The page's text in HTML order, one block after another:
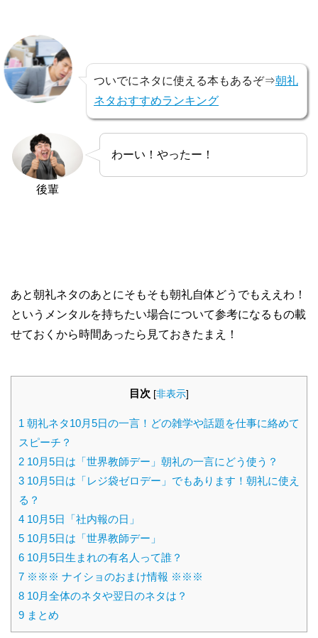
ついでにネタに使える本もあるぞ⇒朝礼
ネタおすすめランキング
後輩
わーい！やったー！
あと朝礼ネタのあとにそもそも朝礼自体どうでもええわ！
というメンタルを持ちたい場合について参考になるもの載
せておくから時間あったら見ておきたまえ！
目次 [非表示]
1 朝礼ネタ10月5日の一言！どの雑学や話題を仕事に絡めて
スピーチ？
2 10月5日は「世界教師デー」朝礼の一言にどう使う？
3 10月5日は「レジ袋ゼロデー」でもあります！朝礼に使え
る？
4 10月5日「社内報の日」
5 10月5日は「世界教師デー」
6 10月5日生まれの有名人って誰？
7 ※※※ ナイショのおまけ情報 ※※※
8 10月全体のネタや翌日のネタは？
9 まとめ